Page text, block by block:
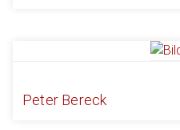
Peter Bereck